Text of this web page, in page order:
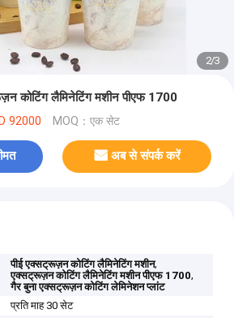
2/3
कोटिंग लैमिनेटिंग मशीन पीएफ 1700
92000 MOQ：एक सेट
अब से संपर्क करें
पीई एक्सट्रूज़न कोटिंग लैमिनेटिंग मशीन,
एक्सट्रूज़न कोटिंग लैमिनेटिंग मशीन पीएफ 1700,
गैर बुना एक्सट्रूज़न कोटिंग लेमिनेशन प्लांट
प्रति माह 30 सेट